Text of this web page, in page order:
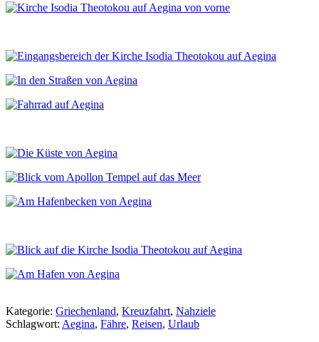
Kategorie: Griechenland, Kreuzfahrt, Nahziele
Schlagwort: Aegina, Fähre, Reisen, Urlaub